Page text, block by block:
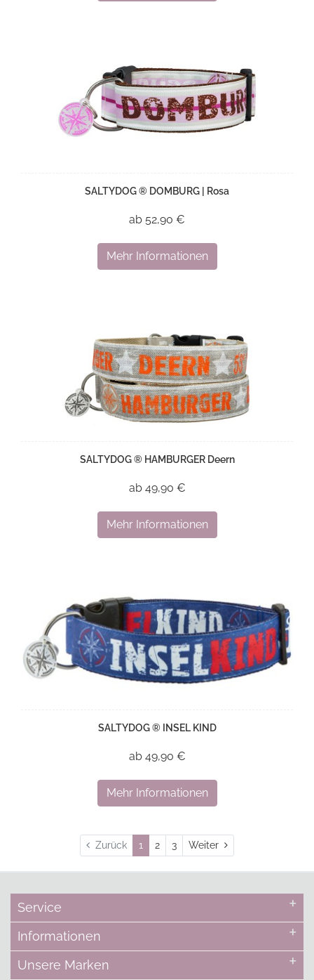
SALTYDOG ® DOMBURG | Rosa
ab 52,90 €
Mehr Informationen
SALTYDOG ® HAMBURGER Deern
ab 49,90 €
Mehr Informationen
SALTYDOG ® INSEL KIND
ab 49,90 €
Mehr Informationen
Zurück 1 2 3 Weiter Weiter
Service
Informationen
Unsere Marken